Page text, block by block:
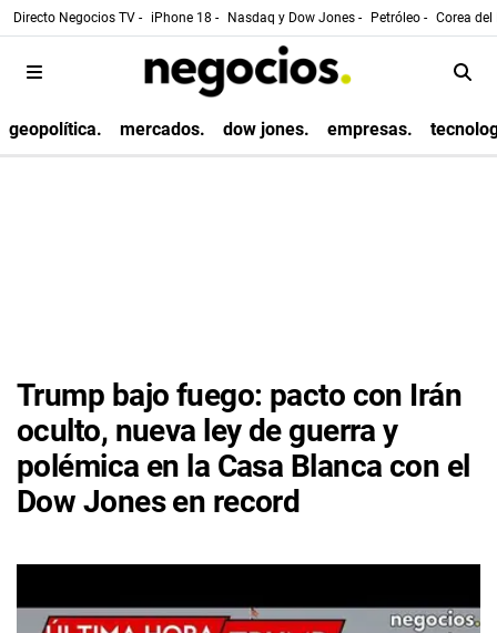
Directo Negocios TV - iPhone 18 - Nasdaq y Dow Jones - Petróleo - Corea
geopolítica. mercados. dow jones. empresas.
Trump bajo fuego: pacto con Irán
oculto, nueva ley de guerra y
polémica en la Casa Blanca con el
Dow Jones en record